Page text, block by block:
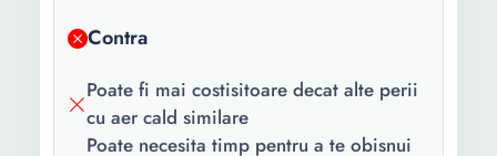
Continut
pachet:
Putere:
1000 W
Trepte
3
Contra
Poate fi mai costisitoare decat alte perii
cu aer cald similare
Poate necesita timp pentru a te obisnui